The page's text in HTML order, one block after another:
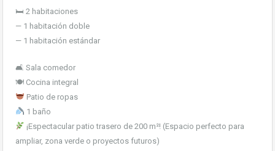
🛏 2 habitaciones
— 1 habitación doble
— 1 habitación estándar
🛋 Sala comedor
🍽 Cocina integral
Patio de ropas
1 baño
¡Espectacular patio trasero de 200 m²! (Espacio perfecto para
ampliar, zona verde o proyectos futuros)